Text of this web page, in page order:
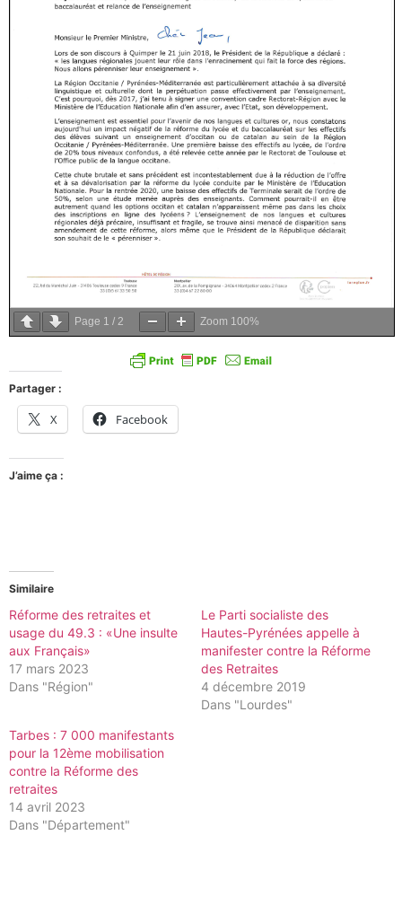
Page 1 / 2 Zoom 100%
Partager :
X Facebook
J’aime ça :
Similaire
Réforme des retraites et
usage du 49.3 : «Une insulte
aux Français»
17 mars 2023
Dans "Région"
Le Parti socialiste des
Hautes-Pyrénées appelle à
manifester contre la Réforme
des Retraites
4 décembre 2019
Dans "Lourdes"
Tarbes : 7 000 manifestants
pour la 12ème mobilisation
contre la Réforme des
retraites
14 avril 2023
Dans "Département"